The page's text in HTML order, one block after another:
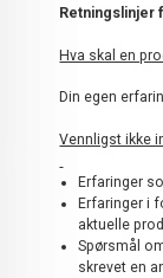
Retningslinjer
Hva skal en
Din egen
Vennligst ikke
Erfaringer
Erfaringer i
aktuelle
Spørsmål
skrevet en